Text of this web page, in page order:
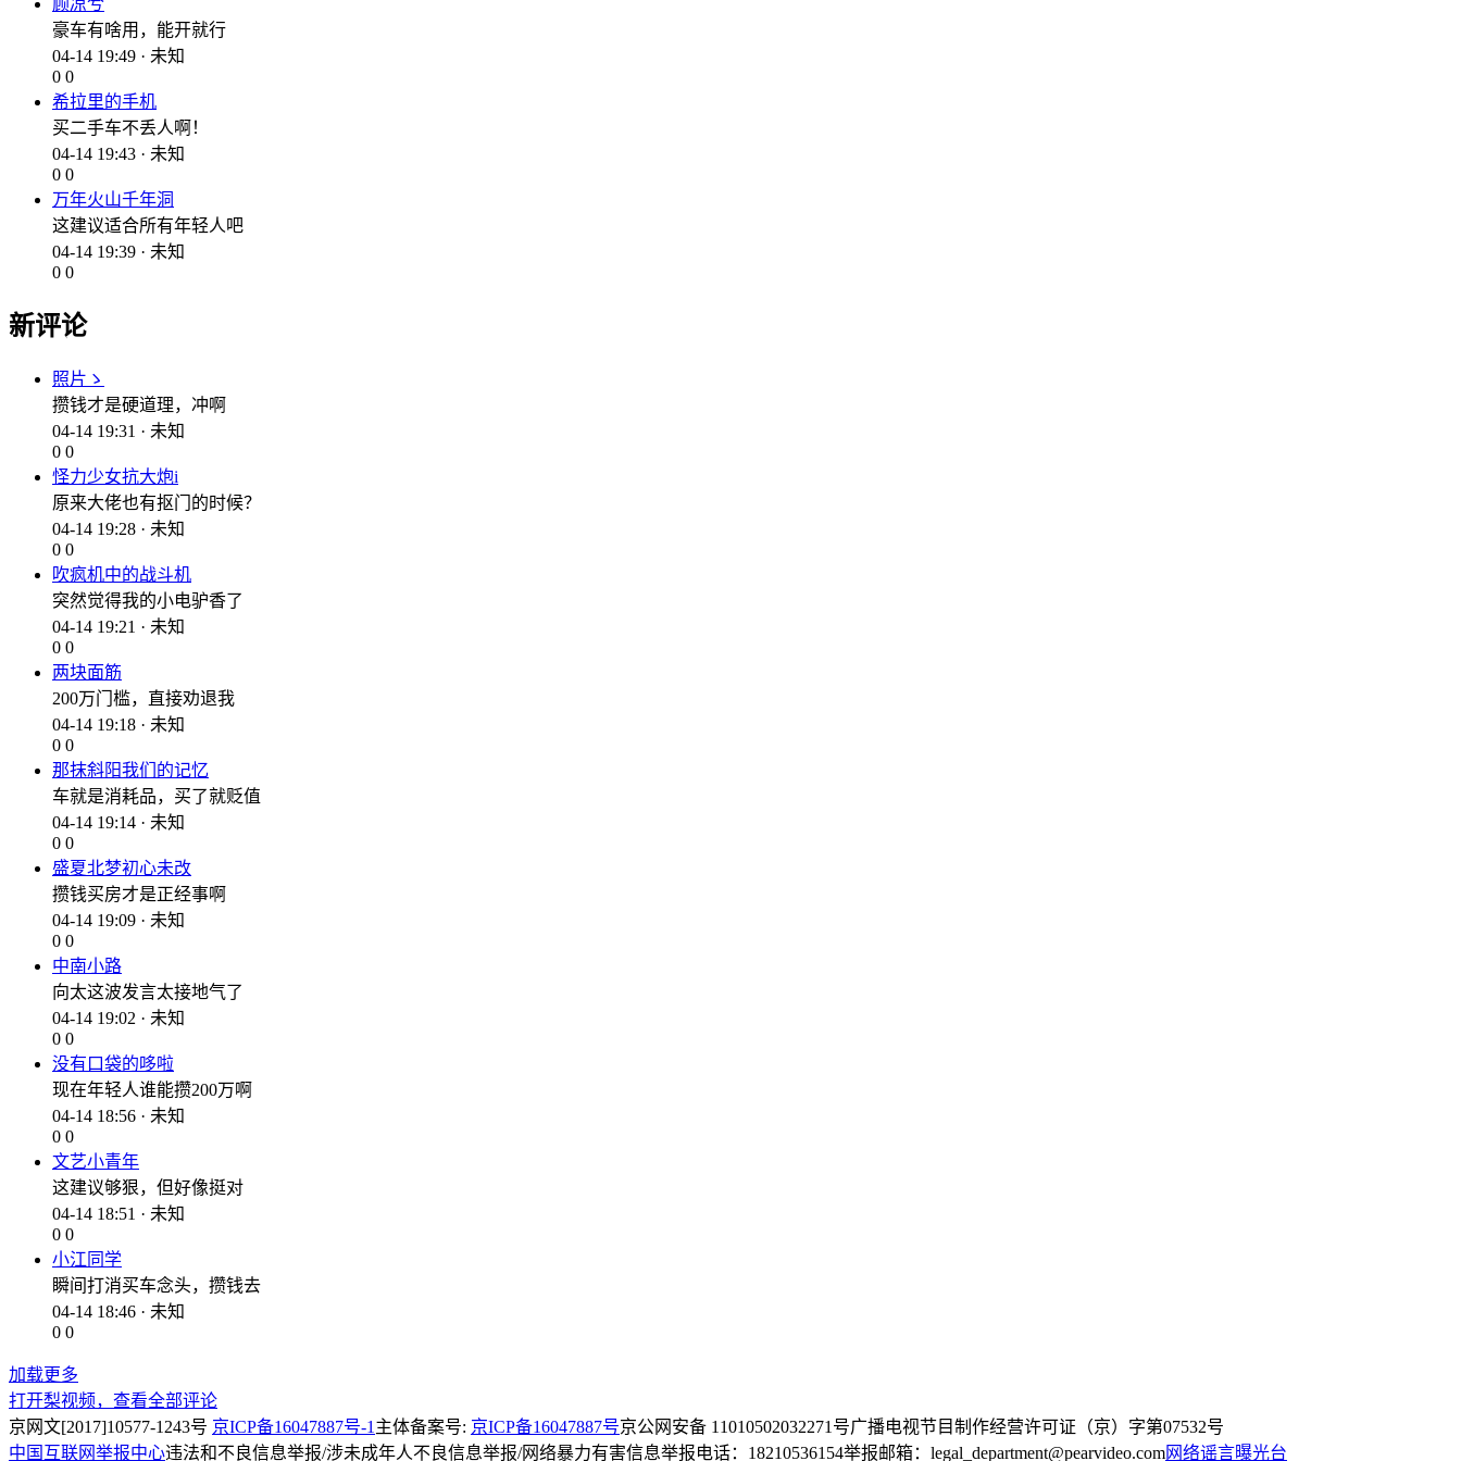
豪车有啥用，能开就行
04-14 19:49 · 未知
0 0
希拉里的手机
买二手车不丢人啊！
04-14 19:43 · 未知
0 0
万年火山千年洞
这建议适合所有年轻人吧
04-14 19:39 · 未知
0 0
新评论
照片ゝ
攒钱才是硬道理，冲啊
04-14 19:31 · 未知
0 0
怪力少女抗大炮i
原来大佬也有抠门的时候？
04-14 19:28 · 未知
0 0
吹疯机中的战斗机
突然觉得我的小电驴香了
04-14 19:21 · 未知
0 0
两块面筋
200万门槛，直接劝退我
04-14 19:18 · 未知
0 0
那抹斜阳我们的记忆
车就是消耗品，买了就贬值
04-14 19:14 · 未知
0 0
盛夏北梦初心未改
攒钱买房才是正经事啊
04-14 19:09 · 未知
0 0
中南小路
向太这波发言太接地气了
04-14 19:02 · 未知
0 0
没有口袋的哆啦
现在年轻人谁能攒200万啊
04-14 18:56 · 未知
0 0
文艺小青年
这建议够狠，但好像挺对
04-14 18:51 · 未知
0 0
小江同学
瞬间打消买车念头，攒钱去
04-14 18:46 · 未知
0 0
加载更多
打开梨视频，查看全部评论
京网文[2017]10577-1243号 京ICP备16047887号-1 主体备案号: 京ICP备16047887号京公网安备 11010502032271号广播电视节目制作经营许可证（京）字第07532号
中国互联网举报中心违法和不良信息举报/涉未成年人不良信息举报/网络暴力有害信息举报电话：18210536154举报邮箱：legal_department@pearvideo.com网络谣言曝光台